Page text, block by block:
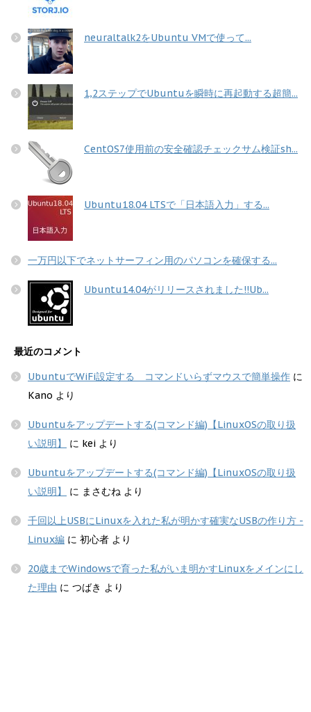
neuraltalk2をUbuntu VMで使って...
1,2ステップでUbuntuを瞬時に再起動する超簡...
CentOS7使用前の安全確認チェックサム検証sh...
Ubuntu18.04 LTSで「日本語入力」する...
一万円以下でネットサーフィン用のパソコンを確保する...
Ubuntu14.04がリリースされました!!Ub...
最近のコメント
UbuntuでWiFi設定する コマンドいらずマウスで簡単操作 に
Kano より
Ubuntuをアップデートする(コマンド編)【LinuxOSの取り扱
い説明】
に kei より
Ubuntuをアップデートする(コマンド編)【LinuxOSの取り扱
い説明】
に まさむね より
千回以上USBにLinuxを入れた私が明かす確実なUSBの作り方 -
Linux編 に 初心者 より
20歳までWindowsで育った私がいま明かすLinuxをメインにし
た理由 に つばき より